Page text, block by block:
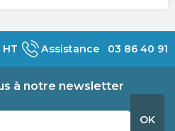
Assistance 03 86 40 91
à notre newsletter
OK